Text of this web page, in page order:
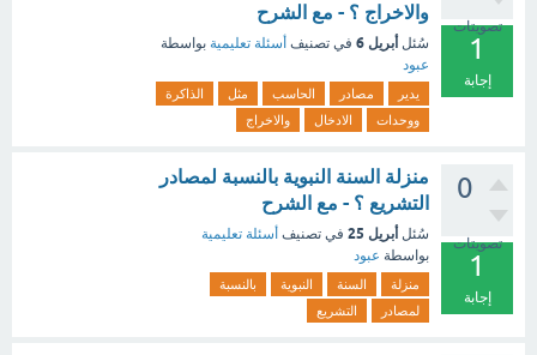
تصويتات
1
إجابة
والاخراج ؟ - مع الشرح
سُئل أبريل 6 في تصنيف أسئلة تعليمية بواسطة
عبود
يدير مصادر الحاسب مثل
الذاكرة
ووحدات
الادخال والاخراج
0
تصويتات
1
إجابة
منزلة السنة النبوية بالنسبة لمصادر
التشريع ؟ - مع الشرح
سُئل أبريل 25 في تصنيف أسئلة تعليمية
بواسطة عبود
منزلة السنة النبوية
بالنسبة
لمصادر
التشريع